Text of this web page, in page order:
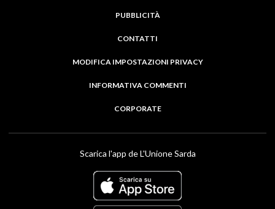
PUBBLICITÀ
CONTATTI
MODIFICA IMPOSTAZIONI PRIVACY
INFORMATIVA COMMENTI
CORPORATE
Scarica l'app de L'Unione Sarda